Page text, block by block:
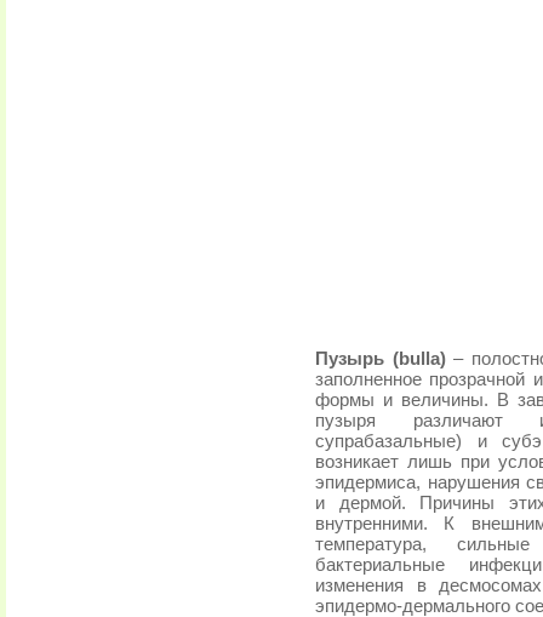
Пузырь (bulla)–
заполненное прозрачной
формы и величины. В
пузыря различают
супрабазальные) и
возникает лишь при
эпидермиса, нарушения
и дермой. Причины
внутренними. К
температура,
бактериальные
изменения в
эпидермо-дермального